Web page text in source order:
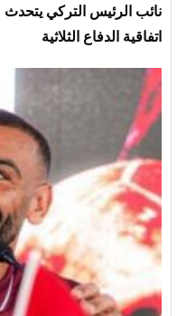
نائب الرئيس التركي
اتفاقية الدفاع الثلاثية